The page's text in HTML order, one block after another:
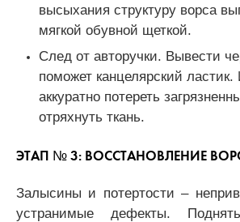
высыхания структуру ворса
мягкой обувной щеткой.
След от авторучки. Вывести
поможет канцелярский
аккуратно потереть
отряхнуть ткань.
ЭТАП № 3: ВОССТАНОВЛЕНИЕ
Залысины и потертости –
устранимые дефекты.